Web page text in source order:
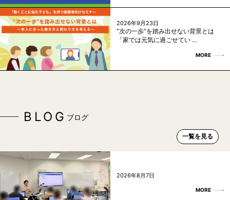
2026年9月23日
“次の一歩”を踏み出せない背景とは
「家では元気に過ごせてい ...
MORE
BLOG ブログ
一覧を見る
2026年8月7日
MORE